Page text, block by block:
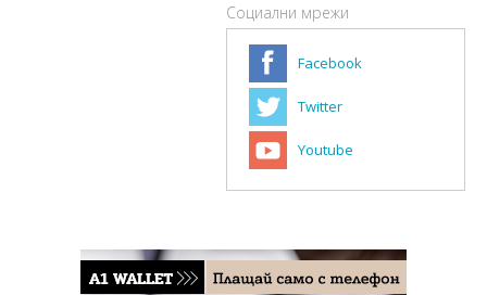
Социални мрежи
Facebook
Twitter
Youtube